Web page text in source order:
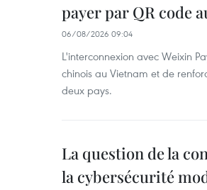
payer par QR code
06/08/2026 09:04
L'interconnexion avec Weixin
chinois au Vietnam et de
deux pays.
La question de la
la cybersécurité